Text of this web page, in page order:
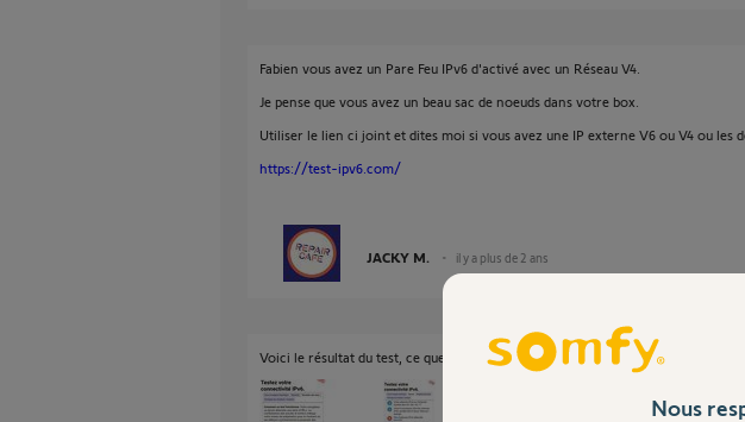
Fabien vous avez un Pare Feu IPv6 d'activé avec un Réseau V4.
Je pense que vous avez un beau sac de noeuds dans votre box.
Utiliser le lien ci joint et dites moi si vous avez une IP externe V6 ou V4 ou les
https://test-ipv6.com/
JACKY M. il y a plus de 2 ans
Voici le résultat du test, ce que je comprends je suis que en IPV 4 ?
Nous